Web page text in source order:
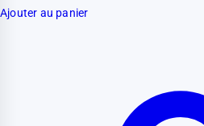
Ajouter au panier